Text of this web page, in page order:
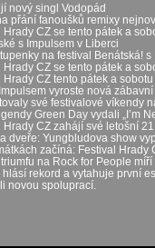
nový singl Vodopád
přání fanoušků remixy
CZ se tento pátek a
s Impulsem v Liberci
na festival Benátská! s
CZ se tento pátek a
CZ tento pátek a
vyroste nová
své festivalové víkendy
Green Day vydali „I’m
CZ zahájí své letošní
dveře: Yungbludova show
začíná: Festival
na Rock for People
hlásí rekord a vytahuje první
novou spoluprací.